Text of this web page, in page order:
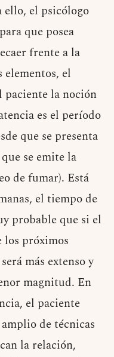
ello, el psicólogo
que posea
frente a la
el
paciente la noción
es el período
que se presenta
se emite la
de fumar). Está
el tiempo de
probable que si el
los próximos
más extenso y
magnitud. En
el paciente
de técnicas
la relación,